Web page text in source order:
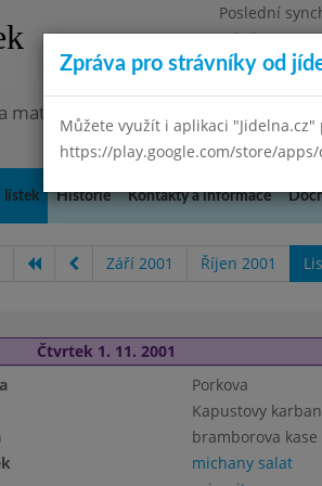
Poslední
Středa
Omezení
mateřská škola Chmelnice, Praha 3,
lístek Historie Kontakty a informace
Září 2001 Říjen 2001
Čtvrtek 1. 11. 2001
Porkova
Kapustovy
bramborova kase
michany salat
Zpráva pro strávníky od
Můžete využít i aplikaci
https://play.google.com/store/